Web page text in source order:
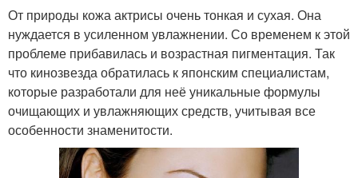
От природы кожа актрисы очень тонкая и сухая. Она
нуждается в усиленном увлажнении. Со временем к этой
проблеме прибавилась и возрастная пигментация. Так
что кинозвезда обратилась к японским специалистам,
которые разработали для неё уникальные формулы
очищающих и увлажняющих средств, учитывая все
особенности знаменитости.